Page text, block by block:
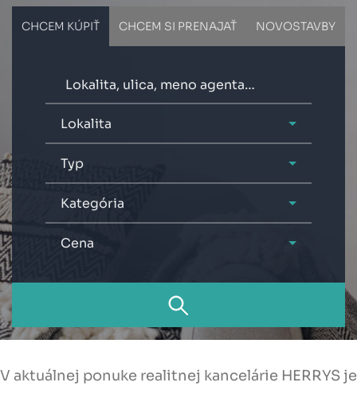
CHCEM KÚPIŤ CHCEM SI PRENAJAŤ NOVOSTAVBY
Lokalita
Typ
Kategória
Cena
V aktuálnej ponuke realitnej kancelárie HERRYS je